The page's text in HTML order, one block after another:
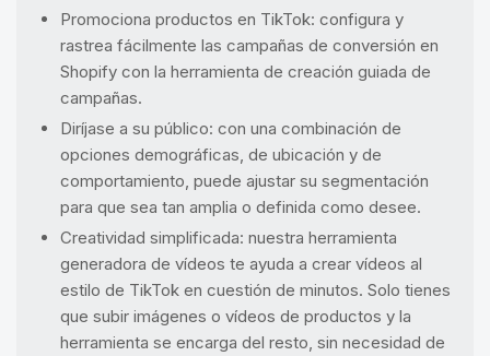
Promociona productos en TikTok: configura y
rastrea fácilmente las campañas de conversión en
Shopify con la herramienta de creación guiada de
campañas.
Diríjase a su público: con una combinación de
opciones demográficas, de ubicación y de
comportamiento, puede ajustar su segmentación
para que sea tan amplia o definida como desee.
Creatividad simplificada: nuestra herramienta
generadora de vídeos te ayuda a crear vídeos al
estilo de TikTok en cuestión de minutos. Solo tienes
que subir imágenes o vídeos de productos y la
herramienta se encarga del resto, sin necesidad de